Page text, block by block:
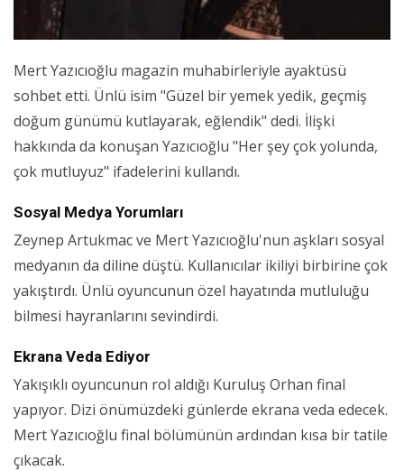
Mert Yazıcıoğlu magazin muhabirleriyle ayaktüsü
sohbet etti. Ünlü isim "Güzel bir yemek yedik, geçmiş
doğum günümü kutlayarak, eğlendik" dedi. İlişki
hakkında da konuşan Yazıcıoğlu "Her şey çok yolunda,
çok mutluyuz" ifadelerini kullandı.
Sosyal Medya Yorumları
Zeynep Artukmac ve Mert Yazıcıoğlu'nun aşkları sosyal
medyanın da diline düştü. Kullanıcılar ikiliyi birbirine çok
yakıştırdı. Ünlü oyuncunun özel hayatında mutluluğu
bilmesi hayranlarını sevindirdi.
Ekrana Veda Ediyor
Yakışıklı oyuncunun rol aldığı Kuruluş Orhan final
yapıyor. Dizi önümüzdeki günlerde ekrana veda edecek.
Mert Yazıcıoğlu final bölümünün ardından kısa bir tatile
çıkacak.